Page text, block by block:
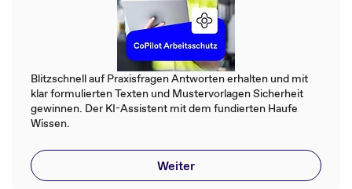
Blitzschnell auf Praxisfragen Antworten erhalten und mit
klar formulierten Texten und Mustervorlagen Sicherheit
gewinnen. Der KI-Assistent mit dem fundierten Haufe
Wissen.
Weiter